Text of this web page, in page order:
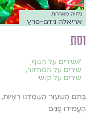
גלויה מארחת
אריאלה נידם-פרץ
וסת
//שירים על הגוף,
שירים על המחזור,
שירים על קושי
בְּתֹם הַשִּׁעוּר הִשְׁמַדְנוּ
הֶעֱמִידוּ פָּנִים